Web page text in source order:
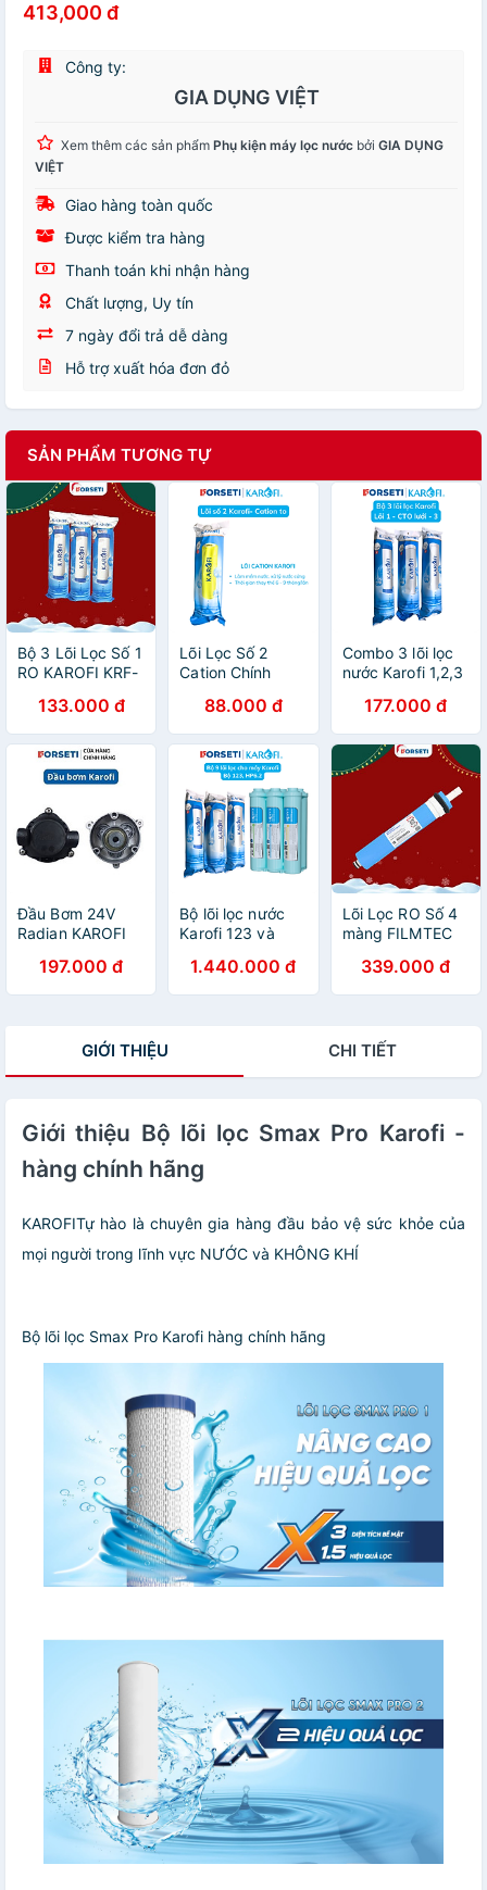
413,000 đ
Công ty:
GIA DỤNG VIỆT
Xem thêm các sản phẩm Phụ kiện máy lọc nước bởi GIA DỤNG
VIỆT
Giao hàng toàn quốc
Được kiểm tra hàng
Thanh toán khi nhận hàng
Chất lượng, Uy tín
7 ngày đổi trả dễ dàng
Hỗ trợ xuất hóa đơn đỏ
SẢN PHẨM TƯƠNG TỰ
Bộ 3 Lõi Lọc Số 1
RO KAROFI KRF-
Hãng
133.000 đ
Lõi Lọc Số 2
Cation Chính
Dành cho nước
giếng khoan
88.000 đ
Combo 3 lõi lọc
nước Karofi 1,2,3
S038 - Hàng
chính hãng
177.000 đ
Đầu Bơm 24V
Radian KAROFI
Máy Bơm Máy
Lọc Nước, Phun
197.000 đ
Bộ lõi lọc nước
Karofi 123 và
cao Hp6.2 dành
cho máy KAQ-
1.440.000 đ
Lõi Lọc RO Số 4
màng FILMTEC
Hãng
339.000 đ
GIỚI THIỆU CHI TIẾT
Giới thiệu Bộ lõi lọc Smax Pro Karofi -
hàng chính hãng
KAROFITự hào là chuyên gia hàng đầu bảo vệ sức khỏe của
mọi người trong lĩnh vực NƯỚC và KHÔNG KHÍ
Bộ lõi lọc Smax Pro Karofi hàng chính hãng